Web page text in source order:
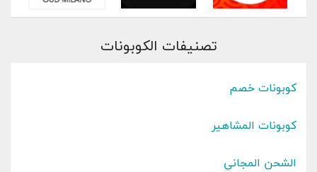
تصنيفات الكوبونات
كوبونات خصم
كوبونات المشاهير
الشحن المجاني